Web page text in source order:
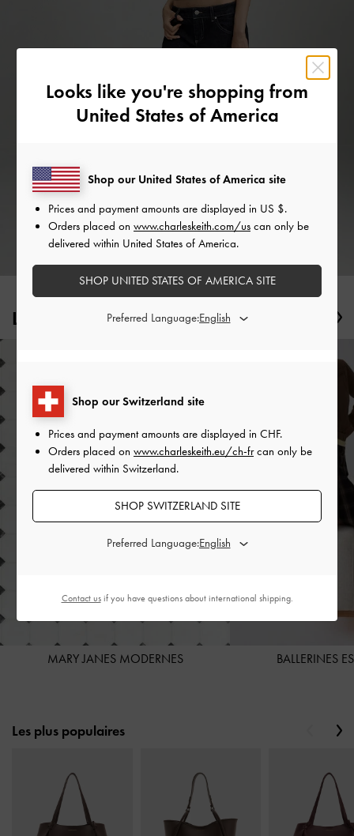
Les chaussures à l'honneur Previous
MARY JANES MODERNES BALLERINES
Les plus populaires Previous
Looks like you're shopping from
United States of America
Shop our Switzerland site
Prices and payment amounts are displayed in CHF.
Orders placed on www.charleskeith.eu/ch-frcan only be
delivered within Switzerland.
SHOP SWITZERLAND SITE
Preferred Language:
Shop our United States of America site
Prices and payment amounts are displayed in US $.
Orders placed on www.charleskeith.com/us can only be
delivered within United States of America.
SHOP UNITED STATES OF AMERICA SITE
Preferred Language:
Contact usif you have questions about international shipping.